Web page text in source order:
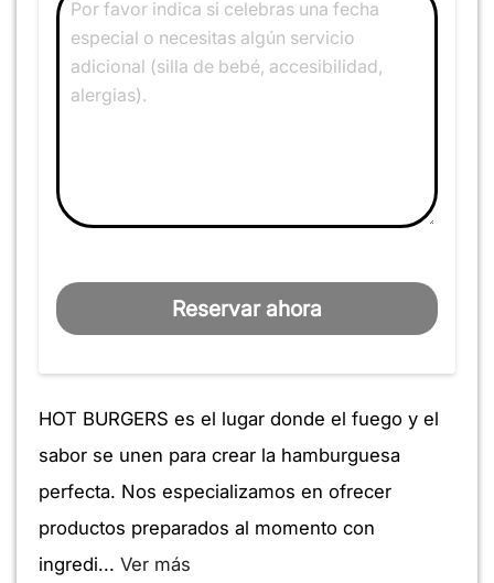
Reservar ahora
HOT BURGERS es el lugar donde el fuego y el
sabor se unen para crear la hamburguesa
perfecta. Nos especializamos en ofrecer
productos preparados al momento con
ingredi... Ver más